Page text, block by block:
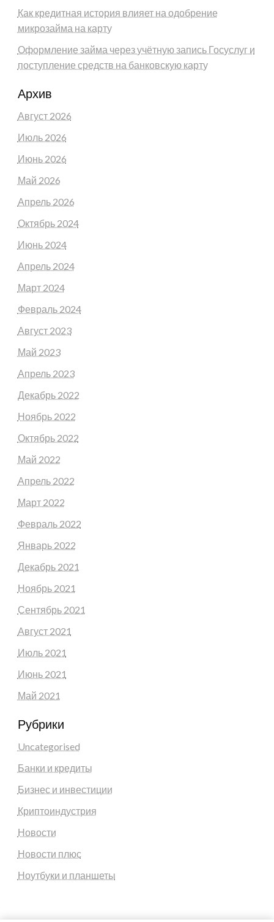
Как кредитная история влияет на одобрение
микрозайма на карту
Оформление займа через учётную запись Госуслуг и
поступление средств на банковскую карту
Архив
Август 2026
Июль 2026
Июнь 2026
Май 2026
Апрель 2026
Октябрь 2024
Июнь 2024
Апрель 2024
Март 2024
Февраль 2024
Август 2023
Май 2023
Апрель 2023
Декабрь 2022
Ноябрь 2022
Октябрь 2022
Май 2022
Апрель 2022
Март 2022
Февраль 2022
Январь 2022
Декабрь 2021
Ноябрь 2021
Сентябрь 2021
Август 2021
Июль 2021
Июнь 2021
Май 2021
Рубрики
Uncategorised
Банки и кредиты
Бизнес и инвестиции
Криптоиндустрия
Новости
Новости плюс
Ноутбуки и планшеты